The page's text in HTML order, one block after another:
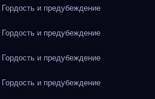
и предубеждение
и предубеждение
и предубеждение
и предубеждение